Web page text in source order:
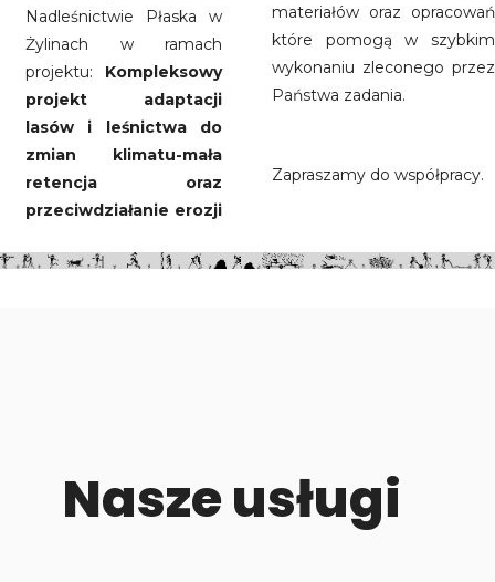
Nadleśnictwie Płaska w
Żylinach w ramach
projektu: Kompleksowy
projekt adaptacji
lasów i leśnictwa do
zmian klimatu-mała
retencja oraz
przeciwdziałanie erozji
materiałów oraz opracowań
które pomogą w szybkim
wykonaniu zleconego przez
Państwa zadania.
Zapraszamy do współpracy.
Nasze usługi